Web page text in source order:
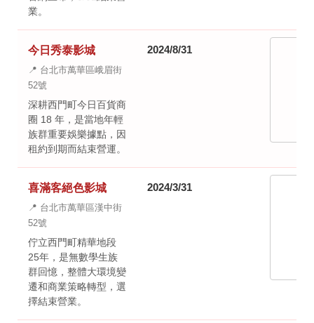
業。
今日秀泰影城
📍 台北市萬華區峨眉街
52號
深耕西門町今日百貨商
圈 18 年，是當地年輕
族群重要娛樂據點，因
租約到期而結束營運。
2024/8/31
喜滿客絕色影城
📍 台北市萬華區漢中街
52號
佇立西門町精華地段
25年，是無數學生族
群回憶，整體大環境變
遷和商業策略轉型，選
擇結束營業。
2024/3/31